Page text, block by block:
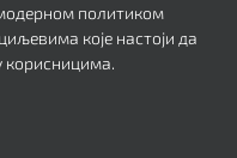
политиком
које настоји да
корисницима.